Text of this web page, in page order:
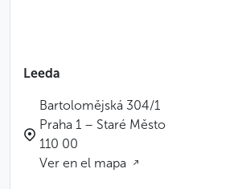
Leeda
Bartolomějská 304/1
Praha 1 – Staré Město
110 00
Ver en el mapa